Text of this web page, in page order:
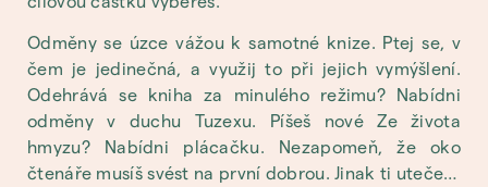
Odměny se úzce vážou k samotné knize. Ptej se, v
čem je jedinečná, a využij to při jejich vymýšlení.
Odehrává se kniha za minulého režimu? Nabídni
odměny v duchu Tuzexu. Píšeš nové Ze života
hmyzu? Nabídni plácačku. Nezapomeň, že oko
čtenáře musíš svést na první dobrou. Jinak ti uteče…